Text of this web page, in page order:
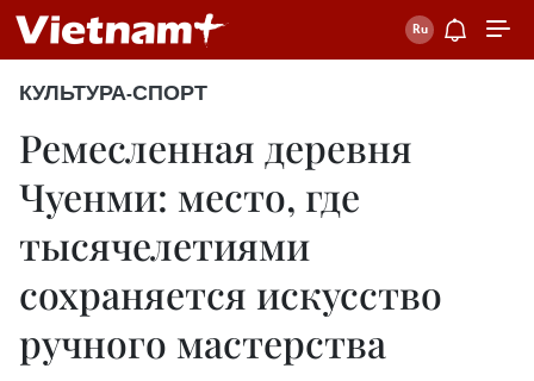
КУЛЬТУРА-СПОРТ
Ремесленная деревня
Чуенми: место, где
тысячелетиями
сохраняется искусство
ручного мастерства